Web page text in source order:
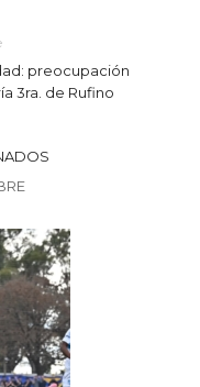
preocupación
3ra. de Rufino